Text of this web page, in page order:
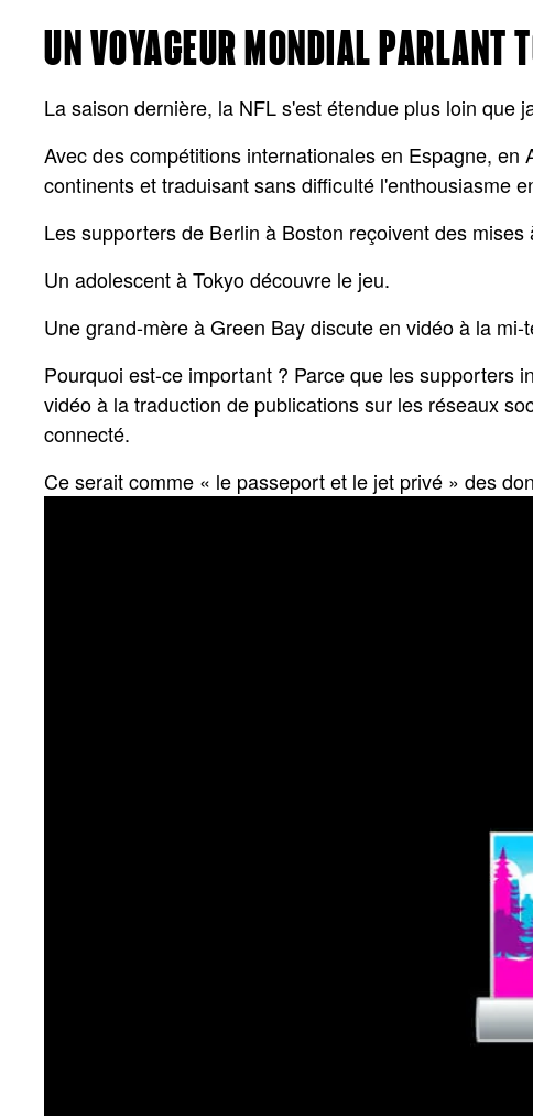
UN VOYAGEUR MONDIAL PARLANT
La saison dernière, la NFL s'est étendue plus loin que
Avec des compétitions internationales en Espagne,
continents et traduisant sans difficulté l'enthousiasme
Les supporters de Berlin à Boston reçoivent des
Un adolescent à Tokyo découvre le jeu.
Une grand-mère à Green Bay discute en vidéo à la mi-
Pourquoi est-ce important ? Parce que les supporters
vidéo à la traduction de publications sur les réseaux
connecté.
Ce serait comme « le passeport et le jet privé » des